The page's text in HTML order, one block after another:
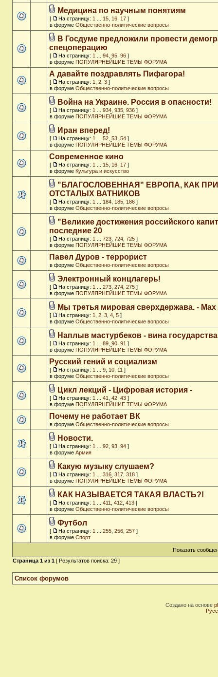
Медицина по научным понятиям
[ На страницу: 1 15 16 17 ]
в форуме Общественно-политические вопросы
В Госдуме предложили провести
спецоперацию
[ На страницу: 1 94 95 96 ]
в форуме ПОПУЛЯРНЕЙШИЕ ТЕМЫ ФОРУМА
А давайте поздравлять Пифагора!
[ На страницу: 1 2 3 ]
в форуме Общественно-политические вопросы
Война на Украине. Россия в опасности!
[ На страницу: 1 934 935 936 ]
в форуме ПОПУЛЯРНЕЙШИЕ ТЕМЫ ФОРУМА
Иран вперед!
[ На страницу: 1 52 53 54 ]
в форуме ПОПУЛЯРНЕЙШИЕ ТЕМЫ ФОРУМА
Современное кино
[ На страницу: 1 15 16 17 ]
в форуме Культура и искусство
"БЛАГОСЛОВЕННАЯ" ЕВРОПА, КАК
ОТСТАЛЫХ ВАТНИКОВ
[ На страницу: 1 184 185 186 ]
в форуме Общественно-политические вопросы
"Великие достижения российского
последние 20
[ На страницу: 1 723 724 725 ]
в форуме ПОПУЛЯРНЕЙШИЕ ТЕМЫ ФОРУМА
Павел Дуров - террорист
в форуме Общественно-политические вопросы
Электронный концлагерь!
[ На страницу: 1 273 274 275 ]
в форуме ПОПУЛЯРНЕЙШИЕ ТЕМЫ ФОРУМА
Мы третья мировая сверхдержава. - Max
[ На страницу: 1 2 3 4 5 ]
в форуме Общественно-политические вопросы
Наплыв мастурбеков - вина государства
[ На страницу: 1 89 90 91 ]
в форуме ПОПУЛЯРНЕЙШИЕ ТЕМЫ ФОРУМА
Русский гений и социализм
[ На страницу: 1 9 10 11 ]
в форуме Общественно-политические вопросы
Цикл лекций - Цифровая история -
[ На страницу: 1 41 42 43 ]
в форуме ПОПУЛЯРНЕЙШИЕ ТЕМЫ ФОРУМА
Почему не работает ВК
в форуме Общественно-политические вопросы
Новости.
[ На страницу: 1 92 93 94 ]
в форуме Армия
Какую музыку слушаем?
[ На страницу: 1 316 317 318 ]
в форуме ПОПУЛЯРНЕЙШИЕ ТЕМЫ ФОРУМА
КАК НАЗЫВАЕТСЯ ТАКАЯ ВЛАСТЬ?!
[ На страницу: 1 411 412 413 ]
в форуме Общественно-политические вопросы
Футбол
[ На страницу: 1 255 256 257 ]
в форуме Спорт
Показать
Страница 1 из 1 [ Результатов поиска: 29 ]
Список форумов
Создано на основе